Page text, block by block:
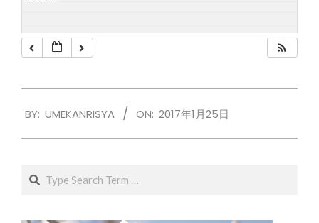
01-
BY: UMEKANRISYA ON: 2017年1月25日
Search